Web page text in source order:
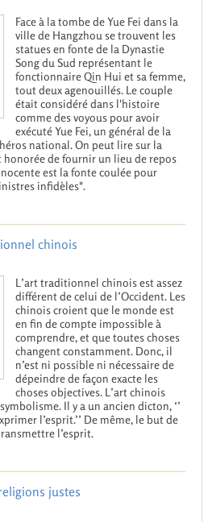
Face à la tombe de Yue Fei dans la
ville de Hangzhou se trouvent les
statues en fonte de la Dynastie
Song du Sud représentant le
fonctionnaire Qin Hui et sa femme,
tout deux agenouillés. Le couple
était considéré dans l'histoire
comme des voyous pour avoir
exécuté Yue Fei, un général de la
national. On peut lire sur la
de fournir un lieu de repos
est la fonte coulée pour
infidèles".
chinois
L’art traditionnel chinois est assez
différent de celui de l’Occident. Les
chinois croient que le monde est
en fin de compte impossible à
comprendre, et que toutes choses
changent constamment. Donc, il
n’est ni possible ni nécessaire de
dépeindre de façon exacte les
choses objectives. L’art chinois
Il y a un ancien dicton, ‘’
l’esprit.’’ De même, le but de
l’esprit.
justes